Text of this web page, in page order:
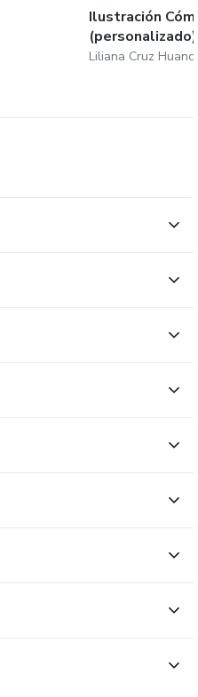
Ilustración Cómic
(personalizado)
Liliana Cruz Huanca